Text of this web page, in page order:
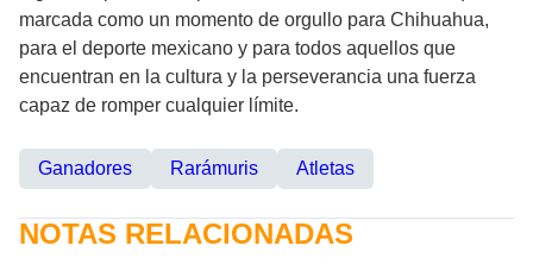
marcada como un momento de orgullo para Chihuahua,
para el deporte mexicano y para todos aquellos que
encuentran en la cultura y la perseverancia una fuerza
capaz de romper cualquier límite.
Ganadores Rarámuris Atletas
NOTAS RELACIONADAS